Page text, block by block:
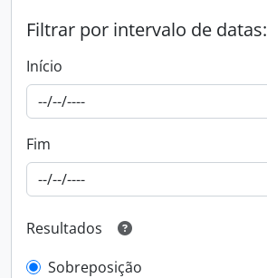
Filtrar por intervalo de datas:
Início
Fim
Resultados
Sobreposição